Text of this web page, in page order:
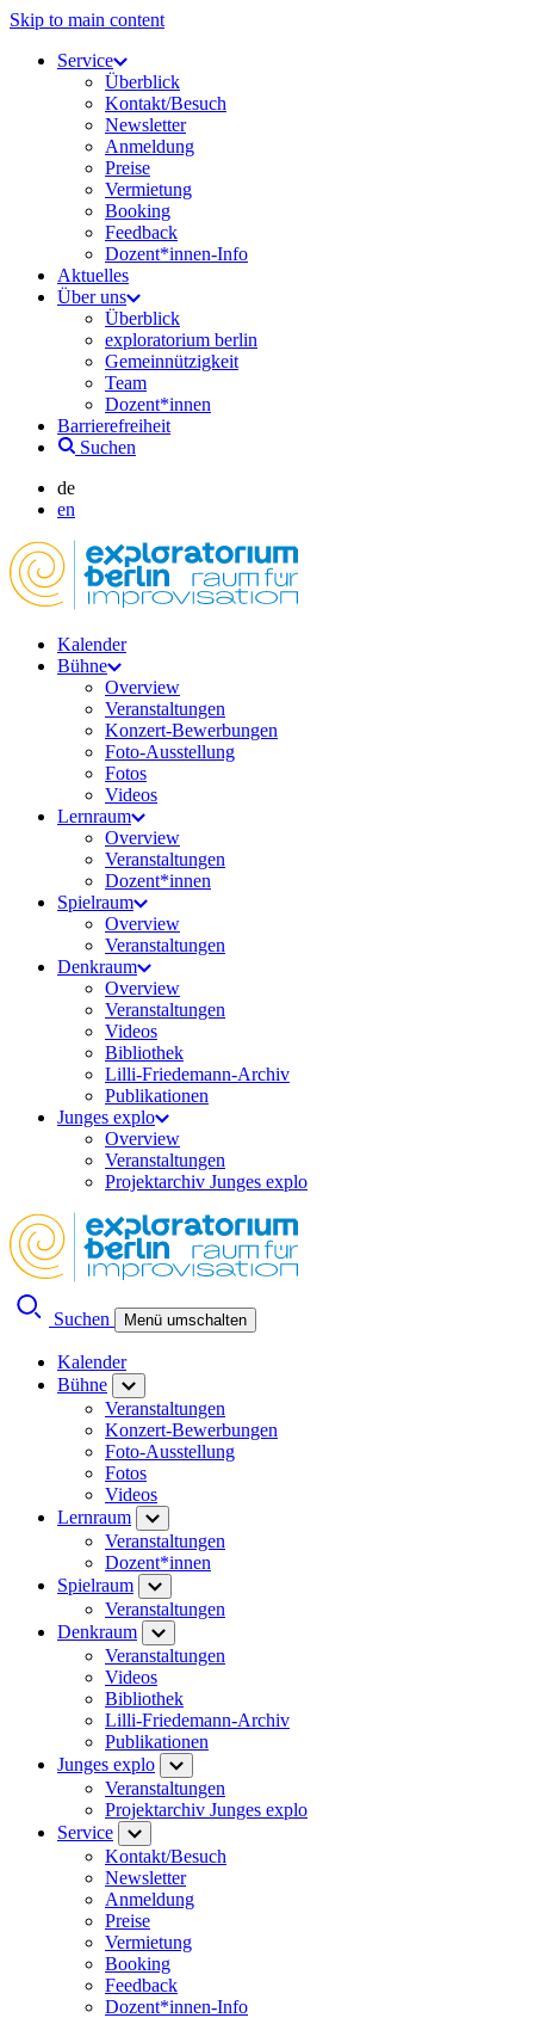
Skip to main content
Service
Überblick
Kontakt/Besuch
Newsletter
Anmeldung
Preise
Vermietung
Booking
Feedback
Dozent*innen-Info
Aktuelles
Über uns
Überblick
exploratorium berlin
Gemeinnützigkeit
Team
Dozent*innen
Barrierefreiheit
Suchen
de
en
Kalender
Bühne
Overview
Veranstaltungen
Konzert-Bewerbungen
Foto-Ausstellung
Fotos
Videos
Lernraum
Overview
Veranstaltungen
Dozent*innen
Spielraum
Overview
Veranstaltungen
Denkraum
Overview
Veranstaltungen
Videos
Bibliothek
Lilli-Friedemann-Archiv
Publikationen
Junges explo
Overview
Veranstaltungen
Projektarchiv Junges explo
Suchen Menü umschalten
Kalender
Bühne
Veranstaltungen
Konzert-Bewerbungen
Foto-Ausstellung
Fotos
Videos
Lernraum
Veranstaltungen
Dozent*innen
Spielraum
Veranstaltungen
Denkraum
Veranstaltungen
Videos
Bibliothek
Lilli-Friedemann-Archiv
Publikationen
Junges explo
Veranstaltungen
Projektarchiv Junges explo
Service
Kontakt/Besuch
Newsletter
Anmeldung
Preise
Vermietung
Booking
Feedback
Dozent*innen-Info